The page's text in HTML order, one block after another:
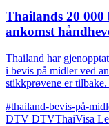
Thailands 20 000
ankomst
Thailand har
i bevis på midler ved
stikkprøvene er
#thailand-bevis-på-
DTV DTVThaiVisa